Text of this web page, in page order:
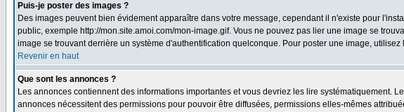
Puis-je poster des images ?
Des images peuvent bien évidement apparaître dans votre message, cependant il n'existe pour
public, exemple http://mon.site.amoi.com/mon-image.gif. Vous ne pouvez pas lier une image se
image se trouvant derrière un système d'authentification quelconque. Pour poster une image,
Revenir en haut
Que sont les annonces ?
Les annonces contiennent des informations importantes et vous devriez les lire systématiquement.
annonces nécessitent des permissions pour pouvoir être diffusées, permissions elles-mêmes